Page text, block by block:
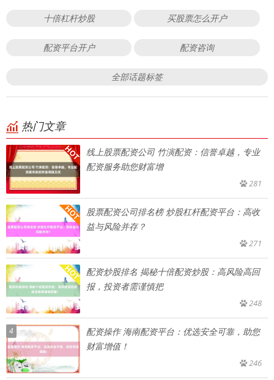
十倍杠杆炒股 买股票怎么开户
配资平台开户 配资咨询
全部话题标签
热门文章
线上股票配资公司 竹演配资：信誉卓越，专业
配资服务助您财富增
281
股票配资公司排名榜 炒股杠杆配资平台：高收
益与风险并存？
271
配资炒股排名 揭秘十倍配资炒股：高风险高回
报，投资者需谨慎把
248
4
配资操作 海南配资平台：优选安全可靠，助您
财富增值！
246